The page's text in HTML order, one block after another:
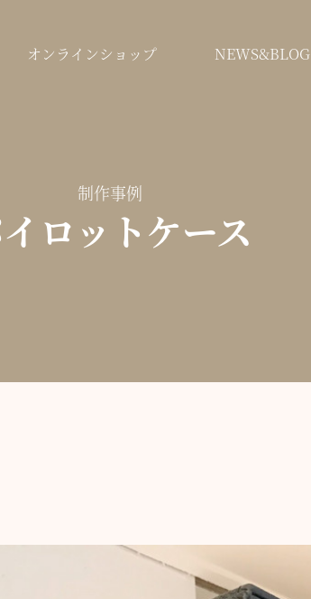
オンラインショップ NEWS&BLOG
制作事例
ロットケース